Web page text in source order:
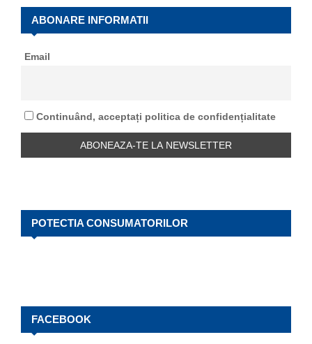
f
E
A
H
ABONARE INFORMATII
Email
Continuând, acceptați politica de confidențialitate
POTECTIA CONSUMATORILOR
FACEBOOK